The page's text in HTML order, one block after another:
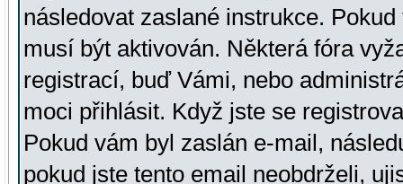
následovat zaslané instrukce.
musí být aktivován. Některá fóra
registrací, buď Vámi, nebo
moci přihlásit. Když jste se
Pokud vám byl zaslán e-mail,
pokud jste tento email neobdrželi,